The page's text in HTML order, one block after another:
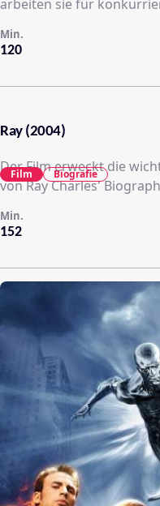
arbeiten sie für
120
Min.
Ray (2004)
Der Film erweckt die
von Ray Charles'
152
Min.
Film Biografie